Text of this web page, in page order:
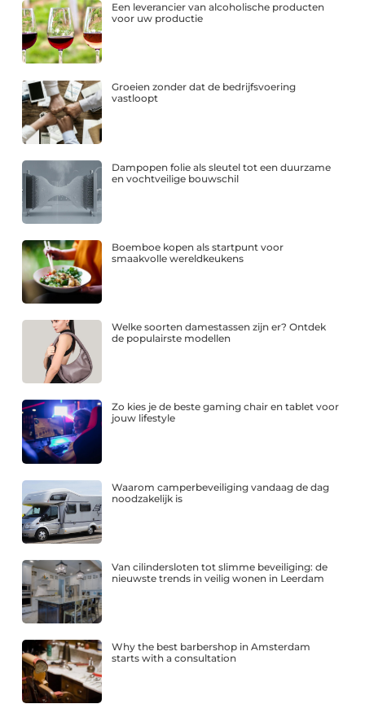
Een leverancier van alcoholische producten
voor uw productie
Groeien zonder dat de bedrijfsvoering
vastloopt
Dampopen folie als sleutel tot een duurzame
en vochtveilige bouwschil
Boemboe kopen als startpunt voor
smaakvolle wereldkeukens
Welke soorten damestassen zijn er? Ontdek
de populairste modellen
Zo kies je de beste gaming chair en tablet voor
jouw lifestyle
Waarom camperbeveiliging vandaag de dag
noodzakelijk is
Van cilindersloten tot slimme beveiliging: de
nieuwste trends in veilig wonen in Leerdam
Why the best barbershop in Amsterdam
starts with a consultation